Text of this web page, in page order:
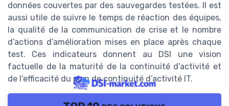
données couvertes par des sauvegardes testées. Il est
aussi utile de suivre le temps de réaction des équipes,
la qualité de la communication de crise et le nombre
d’actions d’amélioration mises en place après chaque
test. Ces indicateurs donnent au DSI une vision
factuelle de la maturité de la continuité d’activité et
de l’efficacité du plan de continuité d’activité IT.